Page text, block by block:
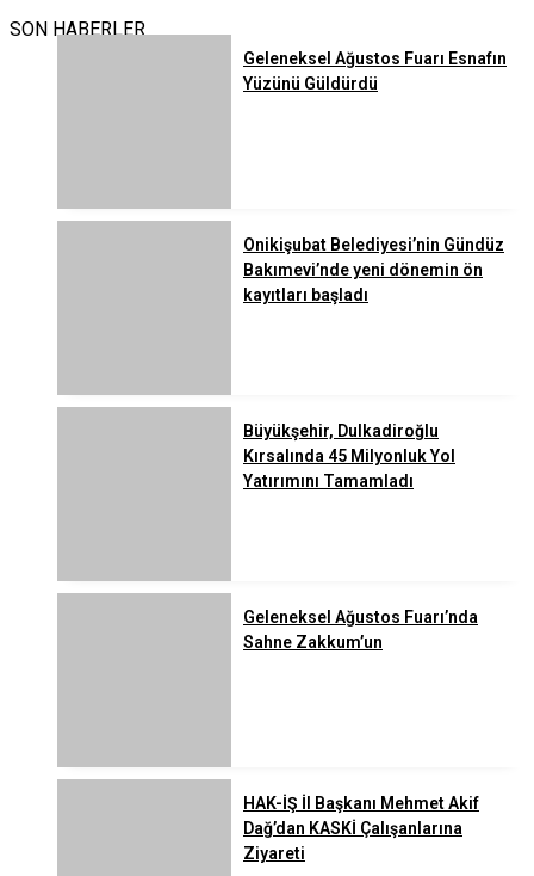
SON HABERLER
Geleneksel Ağustos Fuarı Esnafın
Yüzünü Güldürdü
Onikişubat Belediyesi’nin Gündüz
Bakımevi’nde yeni dönemin ön
kayıtları başladı
Büyükşehir, Dulkadiroğlu
Kırsalında 45 Milyonluk Yol
Yatırımını Tamamladı
Geleneksel Ağustos Fuarı’nda
Sahne Zakkum’un
HAK-İŞ İl Başkanı Mehmet Akif
Dağ’dan KASKİ Çalışanlarına
Ziyareti